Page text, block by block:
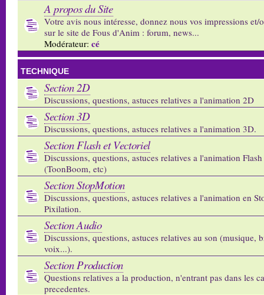
A propos du Site
Votre avis nous intéresse, donnez nous vos impressions et/
sur le site de Fous d'Anim : forum, news...
Modérateur: cé
TECHNIQUE
Section 2D
Discussions, questions, astuces relatives a l'animation 2D
Section 3D
Discussions, questions, astuces relatives a l'animation 3D.
Section Flash et Vectoriel
Discussions, questions, astuces relatives a l'animation
(ToonBoom, etc)
Section StopMotion
Discussions, questions, astuces relatives a l'animation en
Pixilation.
Section Audio
Discussions, questions, astuces relatives au son (musique,
voix...).
Section Production
Questions relatives a la production, n'entrant pas dans les
precedentes.